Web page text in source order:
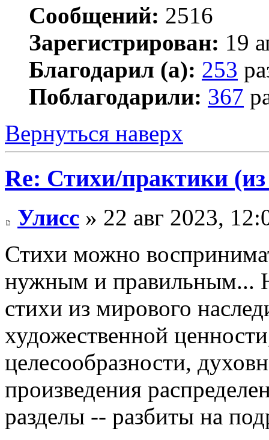
Сообщений: 2516
Зарегистрирован: 19
Благодарил (а): 253
Поблагодарили: 367
Вернуться наверх
Re: Стихи/практики
Улисс » 22 авг 2023,
Стихи можно
нужным и правильным...
стихи из мирового
художественной
целесообразности,
произведения
разделы -- разбиты на